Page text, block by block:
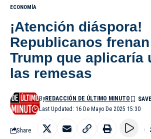
ECONOMÍA
¡Atención diáspora!
Republicanos
Trump que aplicaría
las remesas
Last Updated: 16 De Mayo De 2025 15:30
ByREDACCIÓN DE ÚLTIMO MINUTO
Share